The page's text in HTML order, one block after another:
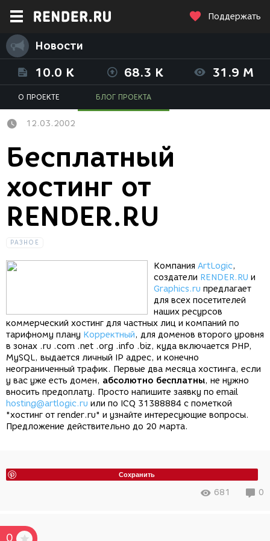
Поддержать
Новости
10.0 K 68.3 K 31.9 M
О ПРОЕКТЕ БЛОГ ПРОЕКТА
12.03.2002
Бесплатный
хостинг от
RENDER.RU
РАЗНОЕ
Компания ArtLogic,
создатели RENDER.RU и
Graphics.ru предлагает
для всех посетителей
наших ресурсов
коммерческий хостинг для частных лиц и компаний по
тарифному плану Корректный, для доменов второго уровня
в зонах .ru .com .net .org .info .biz, куда включается PHP,
MySQL, выдается личный IP адрес, и конечно
неограниченный трафик. Первые два месяца хостинга, если
у вас уже есть домен, абсолютно бесплатны, не нужно
вносить предоплату. Просто напишите заявку по email
hosting@artlogic.ru или по ICQ 31388884 с пометкой
"хостинг от render.ru" и узнайте интересующие вопросы.
Предложение действительно до 20 марта.
Сохранить
681 0
0